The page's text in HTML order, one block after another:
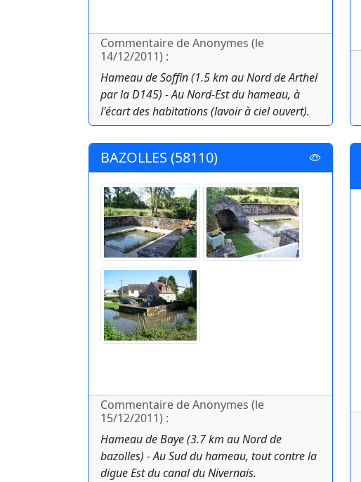
Commentaire de Anonymes (le
14/12/2011) :
Hameau de Soffin (1.5 km au Nord de Arthel
par la D145) - Au Nord-Est du hameau, à
l'écart des habitations (lavoir à ciel ouvert).
BAZOLLES (58110)
Commentaire de Anonymes (le
15/12/2011) :
Hameau de Baye (3.7 km au Nord de
bazolles) - Au Sud du hameau, tout contre la
digue Est du canal du Nivernais.